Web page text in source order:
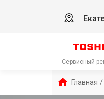
Сервисный
Главная /